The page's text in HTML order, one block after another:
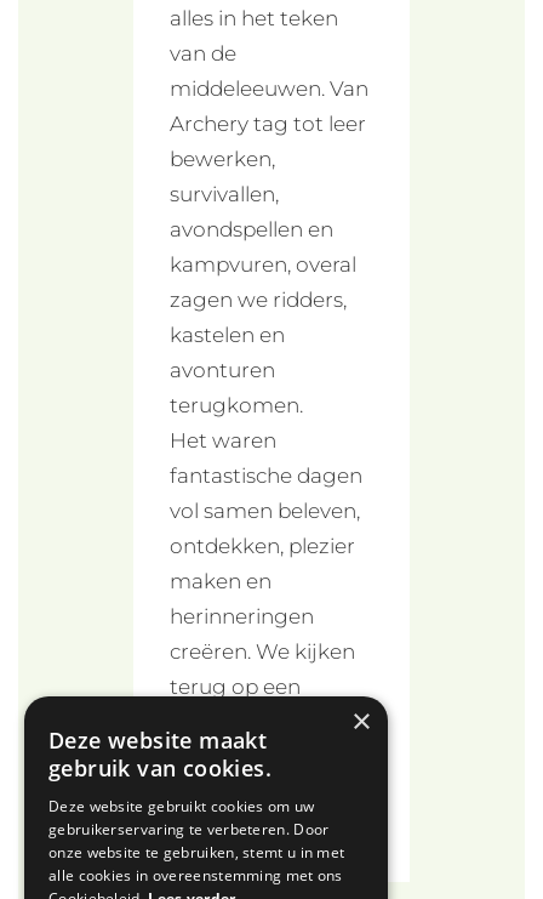
alles in het teken
van de
middeleeuwen. Van
Archery tag tot leer
bewerken,
survivallen,
avondspellen en
kampvuren, overal
zagen we ridders,
kastelen en
avonturen
terugkomen.
Het waren
fantastische dagen
vol samen beleven,
ontdekken, plezier
maken en
herinneringen
creëren. We kijken
terug op een
geslaagd kamp en
enorm genoten!
×
Deze website maakt
gebruik van cookies.
Deze website gebruikt cookies om uw
gebruikerservaring te verbeteren. Door
onze website te gebruiken, stemt u in met
alle cookies in overeenstemming met ons